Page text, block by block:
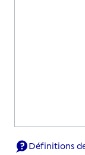
Définitions